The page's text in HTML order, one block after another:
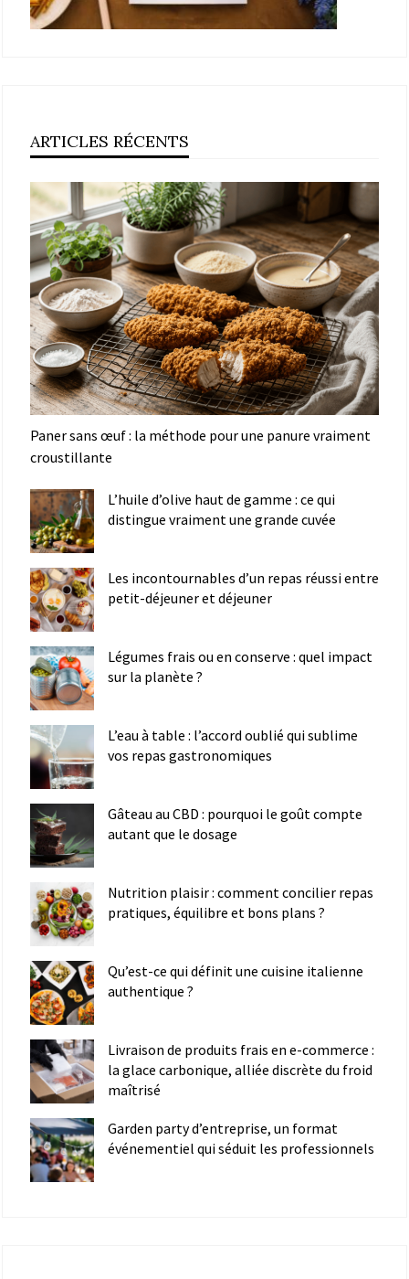
ARTICLES RÉCENTS
Paner sans œuf : la méthode pour une panure vraiment
croustillante
L’huile d’olive haut de gamme : ce qui
distingue vraiment une grande cuvée
Les incontournables d’un repas réussi entre
petit-déjeuner et déjeuner
Légumes frais ou en conserve : quel impact
sur la planète ?
L’eau à table : l’accord oublié qui sublime
vos repas gastronomiques
Gâteau au CBD : pourquoi le goût compte
autant que le dosage
Nutrition plaisir : comment concilier repas
pratiques, équilibre et bons plans ?
Qu’est-ce qui définit une cuisine italienne
authentique ?
Livraison de produits frais en e-commerce :
la glace carbonique, alliée discrète du froid
maîtrisé
Garden party d’entreprise, un format
événementiel qui séduit les professionnels